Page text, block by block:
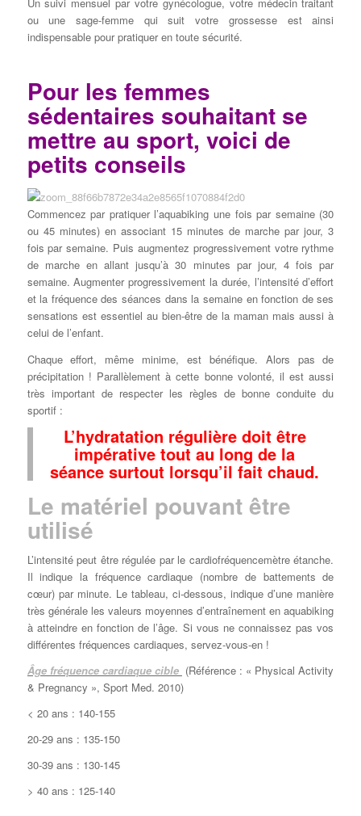
Un suivi mensuel par votre gynécologue, votre médecin traitant
ou une sage-femme qui suit votre grossesse est ainsi
indispensable pour pratiquer en toute sécurité.
Pour les femmes
sédentaires souhaitant se
mettre au sport, voici de
petits conseils
Commencez par pratiquer l’aquabiking une fois par semaine (30
ou 45 minutes) en associant 15­ minutes de marche par jour, 3
fois par semaine. Puis augmentez progressivement votre rythme
de marche en allant jusqu’à 30 minutes par jour, 4 fois par
semaine. Augmenter progressivement la durée, l’intensité d’effort
et la fréquence des séances dans la semaine en fonction de ses
sensations est essentiel au bien-être de la maman mais aussi à
celui de l’enfant.
Chaque effort, même minime, est bénéfique. Alors pas de
précipitation ! Parallèlement à cette bonne volonté, il est aussi
très important de respecter les règles de bonne conduite du
sportif :
L’hydratation régulière doit être
impérative tout au long de la
séance surtout lorsqu’il fait chaud.
Le matériel pouvant être
utilisé
L’intensité peut être régulée par le cardiofréquencemètre étanche.
Il indique la fréquence cardiaque (nombre de battements de
cœur) par minute. Le tableau, ci-dessous, indique d’une manière
très générale les valeurs moyennes d’entraînement en aquabiking
à atteindre en fonction de l’âge. Si vous ne connaissez pas vos
différentes fréquences cardiaques, servez-vous-en !
Âge fréquence cardiaque cible (Référence : « Physical Activity
& Pregnancy », Sport Med. 2010)
< 20 ans : 140-155
20-29 ans : 135-150
30-39 ans : 130-145
> 40 ans : 125-140